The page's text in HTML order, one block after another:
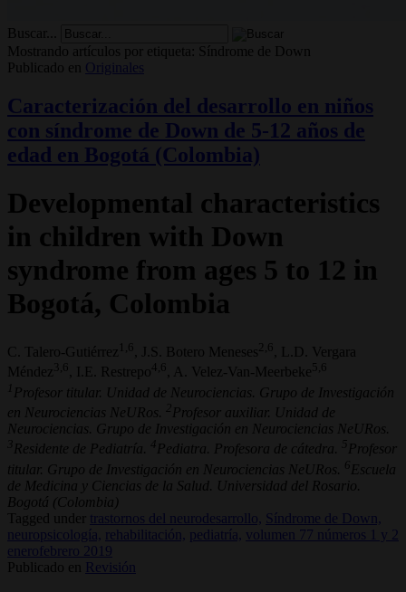
Buscar...
Mostrando artículos por etiqueta: Síndrome de Down
Publicado en
Originales
Caracterización del desarrollo en niños
con síndrome de Down de 5-12 años de
edad en Bogotá (Colombia)
Developmental characteristics
in children with Down
syndrome from ages 5 to 12 in
Bogotá, Colombia
C. Talero-Gutiérrez 1,6 , J.S. Botero Meneses 2,6
, L.D. Vergara
Méndez 3,6 , I.E. Restrepo4,6 , A. Velez-Van-Meerbeke5,6
1 Profesor titular. Unidad de Neurociencias. Grupo de Investigación
en Neurociencias NeURos.
2 Profesor auxiliar. Unidad de
Neurociencias. Grupo de Investigación en Neurociencias NeURos.
3 Residente de Pediatría. 4 Pediatra. Profesora de cátedra. 5 Profesor
titular. Grupo de Investigación en Neurociencias NeURos. 6 Escuela
de Medicina y Ciencias de la Salud. Universidad del Rosario.
Bogotá (Colombia)
Tagged under
trastornos del neurodesarrollo,
Síndrome de Down,
neuropsicología,
rehabilitación, pediatría, volumen 77 números 1 y 2
enerofebrero 2019
Publicado en
Revisión